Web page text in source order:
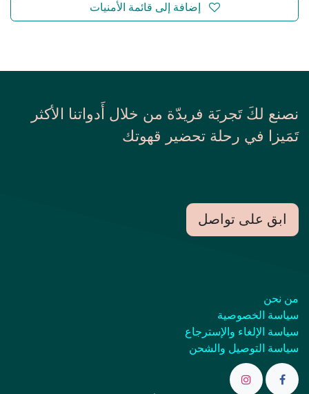
إضافة إلى قائمة الأمنيات
نصنع لكَ تَجربَة فريدّة من خلال أَدواتنا الأكثر
تَمَيزا في رحلة تحضير قهوتك
ابق على تواصل
من نحن
سياسة الخصوصية
سياسة الإلغاء والإسترجاع
سياسة التوصيل والشحن